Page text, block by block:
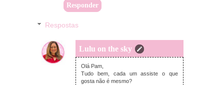
Responder
Respostas
Lulu on the sky
domingo, janeiro 10, 2021
Olá Pam,
Tudo bem, cada um assiste o que
gosta não é mesmo?